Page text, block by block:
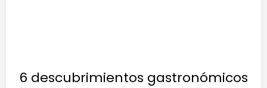
6 descubrimientos gastronómicos